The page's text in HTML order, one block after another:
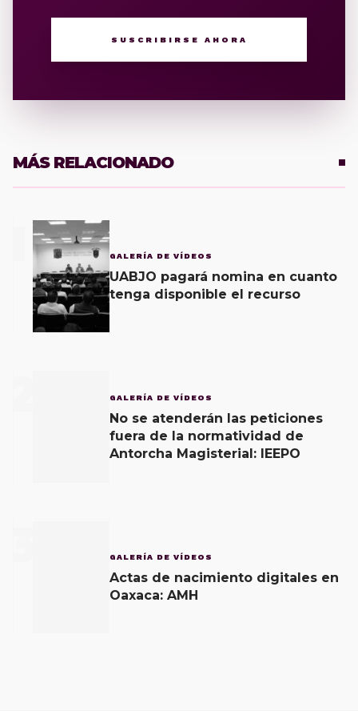
SUSCRIBIRSE AHORA
MÁS RELACIONADO
GALERÍA DE VÍDEOS
UABJO pagará nomina en cuanto
tenga disponible el recurso
GALERÍA DE VÍDEOS
No se atenderán las peticiones
fuera de la normatividad de
Antorcha Magisterial: IEEPO
GALERÍA DE VÍDEOS
Actas de nacimiento digitales en
Oaxaca: AMH